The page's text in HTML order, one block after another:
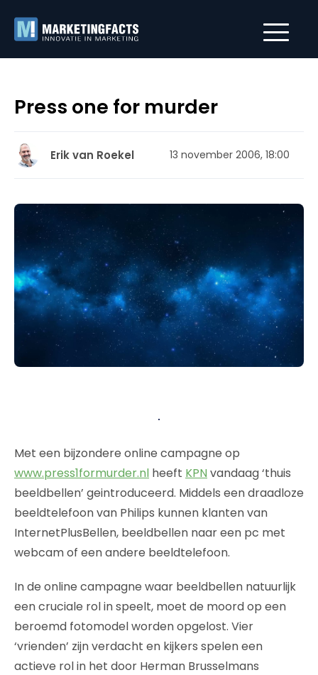
Press one for murder
Erik van Roekel 13 november 2006, 18:00
Met een bijzondere online campagne op
www.press1formurder.nl heeft KPN vandaag ‘thuis
beeldbellen’ geintroduceerd. Middels een draadloze
beeldtelefoon van Philips kunnen klanten van
InternetPlusBellen, beeldbellen naar een pc met
webcam of een andere beeldtelefoon.
In de online campagne waar beeldbellen natuurlijk
een cruciale rol in speelt, moet de moord op een
beroemd fotomodel worden opgelost. Vier
‘vrienden’ zijn verdacht en kijkers spelen een
actieve rol in het door Herman Brusselmans